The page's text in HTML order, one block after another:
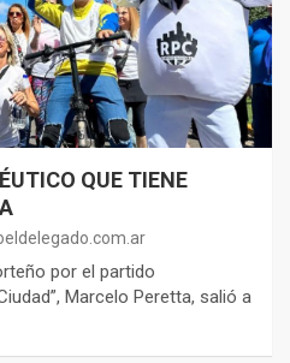
QUE TIENE
por el partido
Marcelo Peretta, salió a